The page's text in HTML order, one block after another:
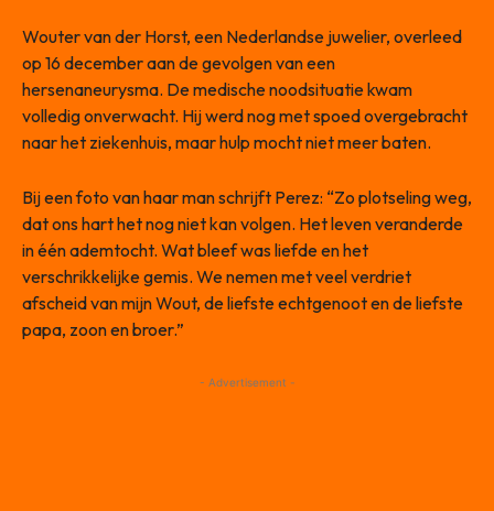
Wouter van der Horst, een Nederlandse juwelier, overleed
op 16 december aan de gevolgen van een
hersenaneurysma. De medische noodsituatie kwam
volledig onverwacht. Hij werd nog met spoed overgebracht
naar het ziekenhuis, maar hulp mocht niet meer baten.
Bij een foto van haar man schrijft Perez: “Zo plotseling weg,
dat ons hart het nog niet kan volgen. Het leven veranderde
in één ademtocht. Wat bleef was liefde en het
verschrikkelijke gemis. We nemen met veel verdriet
afscheid van mijn Wout, de liefste echtgenoot en de liefste
papa, zoon en broer.”
- Advertisement -